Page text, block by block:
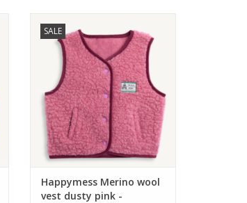
SALE
dusty pink -
TOEVOEGEN AAN WINKELWAGEN
Happymess Merino wool
vest dusty pink -